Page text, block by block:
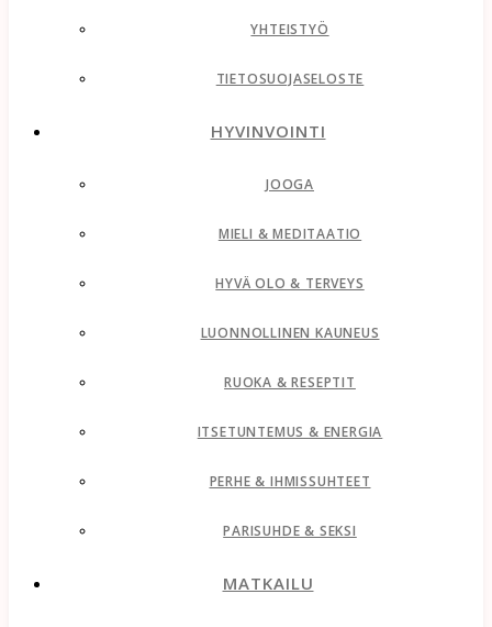
YHTEISTYÖ
TIETOSUOJASELOSTE
HYVINVOINTI
JOOGA
MIELI & MEDITAATIO
HYVÄ OLO & TERVEYS
LUONNOLLINEN KAUNEUS
RUOKA & RESEPTIT
ITSETUNTEMUS & ENERGIA
PERHE & IHMISSUHTEET
PARISUHDE & SEKSI
MATKAILU